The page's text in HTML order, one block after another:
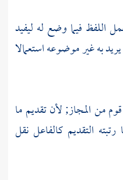
اللفظ فيما وضع له ليفيد
به غير موضوعه استعمالا
من المجاز; لأن تقديم ما
رتبته التقديم كالفاعل نقل